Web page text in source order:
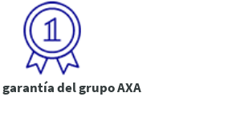
garantía del grupo AXA